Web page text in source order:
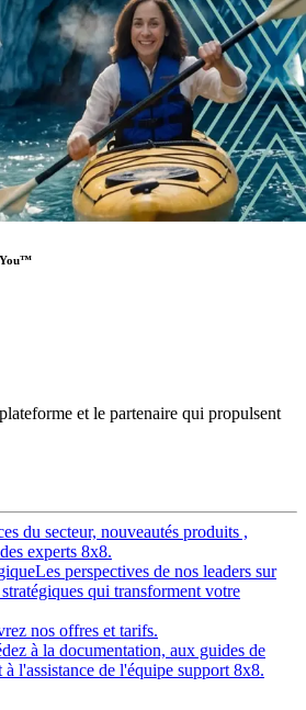
You™️
et le partenaire qui propulsent
du secteur, nouveautés produits ,
experts 8x8.
Les perspectives de nos leaders sur
qui transforment votre
nos offres et tarifs.
à la documentation, aux guides de
à l'assistance de l'équipe support 8x8.